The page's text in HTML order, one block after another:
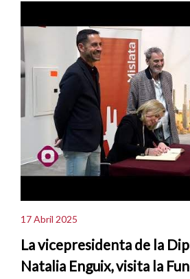
17 Abril 2025
La vicepresidenta de la
Natalia Enguix, visita la